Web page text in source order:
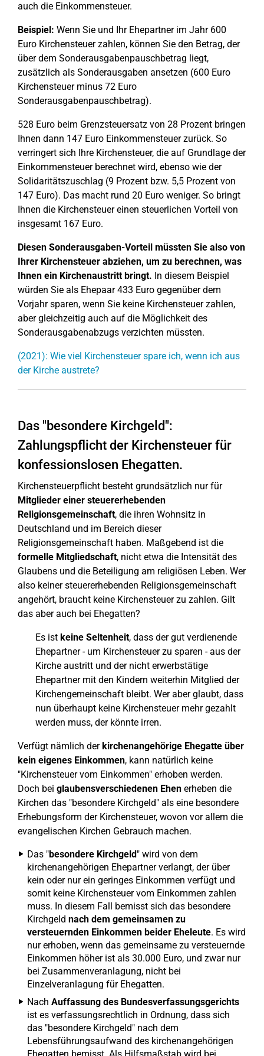
auch die Einkommensteuer.
Beispiel: Wenn Sie und Ihr Ehepartner im Jahr 600
Euro Kirchensteuer zahlen, können Sie den Betrag, der
über dem Sonderausgabenpauschbetrag liegt,
zusätzlich als Sonderausgaben ansetzen (600 Euro
Kirchensteuer minus 72 Euro
Sonderausgabenpauschbetrag).
528 Euro beim Grenzsteuersatz von 28 Prozent bringen
Ihnen dann 147 Euro Einkommensteuer zurück. So
verringert sich Ihre Kirchensteuer, die auf Grundlage der
Einkommensteuer berechnet wird, ebenso wie der
Solidaritätszuschlag (9 Prozent bzw. 5,5 Prozent von
147 Euro). Das macht rund 20 Euro weniger. So bringt
Ihnen die Kirchensteuer einen steuerlichen Vorteil von
insgesamt 167 Euro.
Diesen Sonderausgaben-Vorteil müssten Sie also von
Ihrer Kirchensteuer abziehen, um zu berechnen, was
Ihnen ein Kirchenaustritt bringt. In diesem Beispiel
würden Sie als Ehepaar 433 Euro gegenüber dem
Vorjahr sparen, wenn Sie keine Kirchensteuer zahlen,
aber gleichzeitig auch auf die Möglichkeit des
Sonderausgabenabzugs verzichten müssten.
(2021): Wie viel Kirchensteuer spare ich, wenn ich aus
der Kirche austrete?
Das "besondere Kirchgeld":
Zahlungspflicht der Kirchensteuer für
konfessionslosen Ehegatten.
Kirchensteuerpflicht besteht grundsätzlich nur für
Mitglieder einer steuererhebenden
Religionsgemeinschaft, die ihren Wohnsitz in
Deutschland und im Bereich dieser
Religionsgemeinschaft haben. Maßgebend ist die
formelle Mitgliedschaft, nicht etwa die Intensität des
Glaubens und die Beteiligung am religiösen Leben. Wer
also keiner steuererhebenden Religionsgemeinschaft
angehört, braucht keine Kirchensteuer zu zahlen. Gilt
das aber auch bei Ehegatten?
Es ist keine Seltenheit, dass der gut verdienende
Ehepartner - um Kirchensteuer zu sparen - aus der
Kirche austritt und der nicht erwerbstätige
Ehepartner mit den Kindern weiterhin Mitglied der
Kirchengemeinschaft bleibt. Wer aber glaubt, dass
nun überhaupt keine Kirchensteuer mehr gezahlt
werden muss, der könnte irren.
Verfügt nämlich derkirchenangehörige Ehegatte über
kein eigenes Einkommen, kann natürlich keine
"Kirchensteuer vom Einkommen" erhoben werden.
Doch bei glaubensverschiedenen Ehen erheben die
Kirchen das "besondere Kirchgeld" als eine besondere
Erhebungsform der Kirchensteuer, wovon vor allem die
evangelischen Kirchen Gebrauch machen.
Das "besondere Kirchgeld" wird von dem
kirchenangehörigen Ehepartner verlangt, der über
kein oder nur ein geringes Einkommen verfügt und
somit keine Kirchensteuer vom Einkommen zahlen
muss. In diesem Fall bemisst sich das besondere
Kirchgeld nach dem gemeinsamen zu
versteuernden Einkommen beider Eheleute. Es wird
nur erhoben, wenn das gemeinsame zu versteuernde
Einkommen höher ist als 30.000 Euro, und zwar nur
bei Zusammenveranlagung, nicht bei
Einzelveranlagung für Ehegatten.
Nach Auffassung des Bundesverfassungsgerichts
ist es verfassungsrechtlich in Ordnung, dass sich
das "besondere Kirchgeld" nach dem
Lebensführungsaufwand des kirchenangehörigen